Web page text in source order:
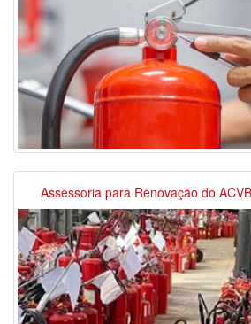
Assessoria para Renovação do